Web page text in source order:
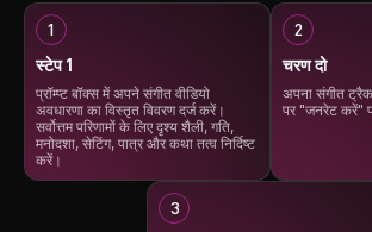
स्टेप 1
प्रॉम्प्ट बॉक्स में अपने संगीत वीडियो
अवधारणा का विस्तृत विवरण दर्ज करें।
सर्वोत्तम परिणामों के लिए दृश्य शैली, गति,
मनोदशा, सेटिंग, पात्र और कथा तत्व निर्दिष्ट
करें।
चरण दो
अपना संगीत
पर "जनरेट करें"